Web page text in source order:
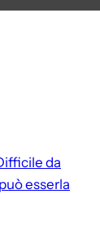
da
esserla